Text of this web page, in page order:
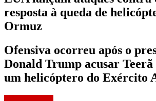
resposta à queda de
Ormuz
Ofensiva ocorreu após o
Donald Trump acusar
um helicóptero do Exército